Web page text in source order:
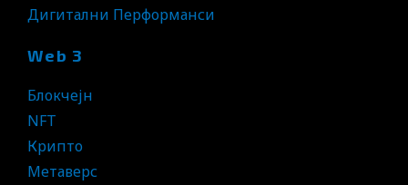
Дигитални Перформанси
Web 3
Блокчејн
NFT
Крипто
Метаверс